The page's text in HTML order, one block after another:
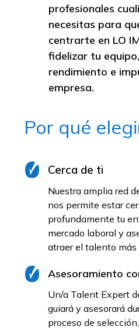
profesionales
necesitas para
centrarte en LO
fidelizar tu
rendimiento e
empresa.
Por qué
Cerca de ti
Nuestra amplia red
nos permite estar
profundamente tu
mercado laboral y
atraer el talento más
Asesoramiento
Un/a Talent Expert
guiará y asesorará
proceso de